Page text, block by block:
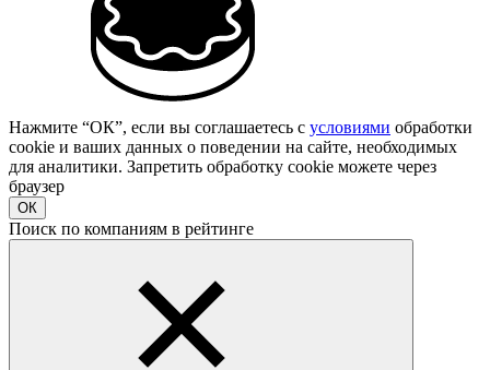
Нажмите “ОК”, если вы соглашаетесь с условиями обработки
cookie и ваших данных о поведении на сайте, необходимых
для аналитики. Запретить обработку cookie можете через
браузер
ОК
Поиск по компаниям в рейтинге